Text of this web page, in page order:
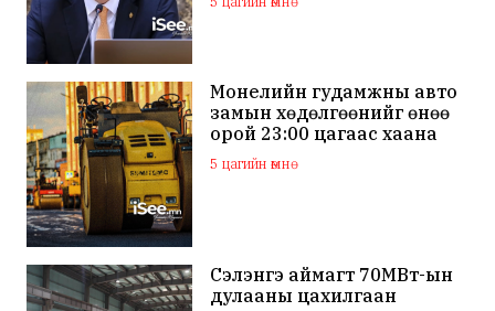
Монелийн гудамжны авто
замын хөдөлгөөнийг өнөө
орой 23:00 цагаас хаана
5 цагийн өмнө
Сэлэнгэ аймагт 70МВт-ын
дулааны цахилгаан